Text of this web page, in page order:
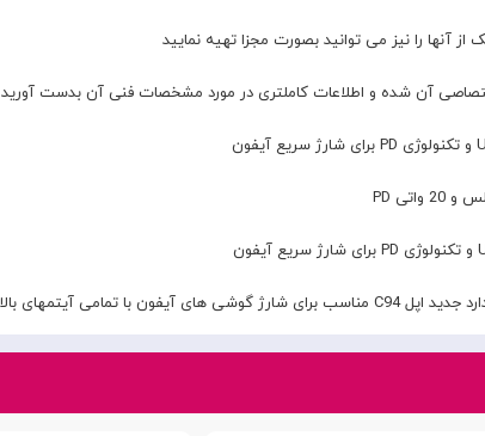
آنها را نیز می توانید بصورت مجزا تهیه نمایید
آن شده و اطلاعات کاملتری در مورد مشخصات فنی آن بدست آورید